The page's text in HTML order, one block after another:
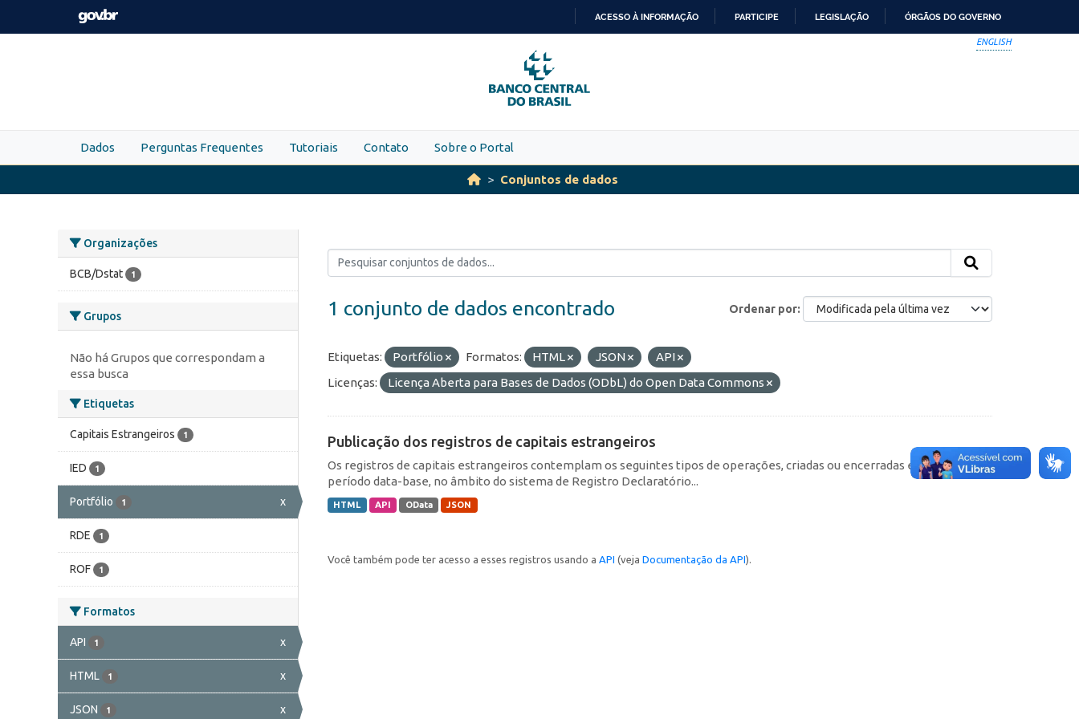
Skip to main content
PARA
O
CONTEÚDO
ACESSO À INFORMAÇÃO PARTICIPE LEGISLAÇÃO ÓRGÃOS DO GOVERNO
ENGLISH
Dados Perguntas Frequentes Tutoriais Contato Sobre o Portal
Conjuntos de dados
Organizações
BCB/Dstat 1
Grupos
Não há Grupos que correspondam a
essa busca
Etiquetas
Capitais Estrangeiros 1
IED 1
Portfólio 1 x
RDE 1
ROF 1
Formatos
API 1 x
HTML 1 x
JSON 1 x
Ordenar por
1 conjunto de dados encontrado
Etiquetas: Portfólio Formatos: HTML JSON
API
Licenças:
Licença Aberta para Bases de Dados (ODbL) do Open Data Commons
Publicação dos registros de capitais estrangeiros
Os registros de capitais estrangeiros contemplam os seguintes tipos de operações, criadas ou encerradas em cada
período data-base, no âmbito do sistema de Registro Declaratório...
HTML API OData JSON
Você também pode ter acesso a esses registros usando a API (veja Documentação da API).